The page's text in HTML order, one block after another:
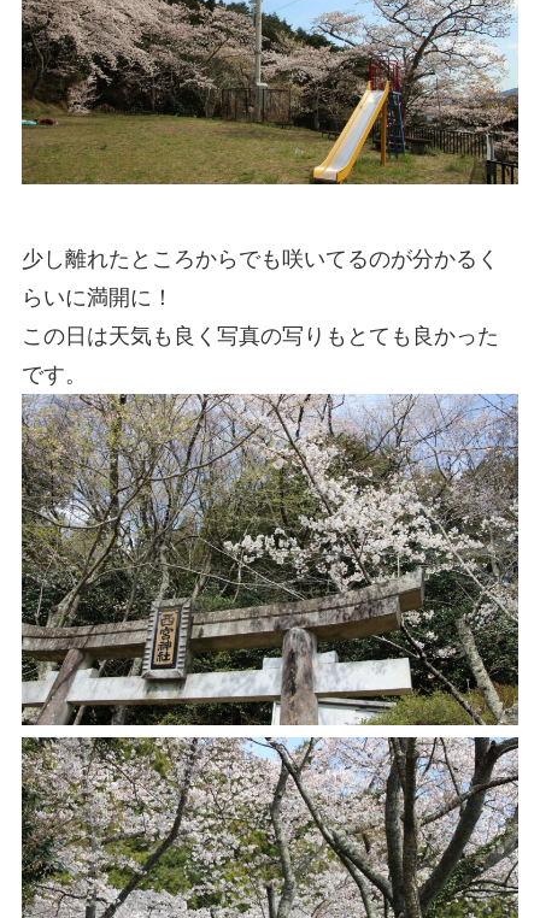
少し離れたところからでも咲いてるのが分かるく
らいに満開に！
この日は天気も良く写真の写りもとても良かった
です。